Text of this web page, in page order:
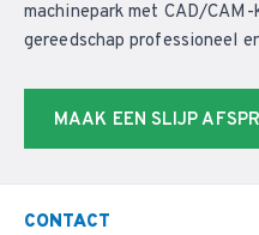
machinepark met CAD/
gereedschap professioneel
MAAK EEN SLIJP
CONTACT